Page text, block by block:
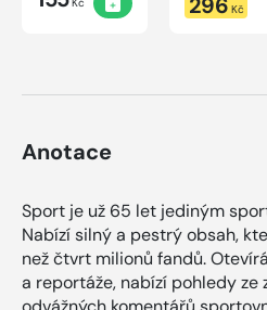
Kč
Anotace
Sport je už 65 let jediným
Nabízí silný a pestrý obsah,
než čtvrt milionů fandů.
a reportáže, nabízí pohledy ze